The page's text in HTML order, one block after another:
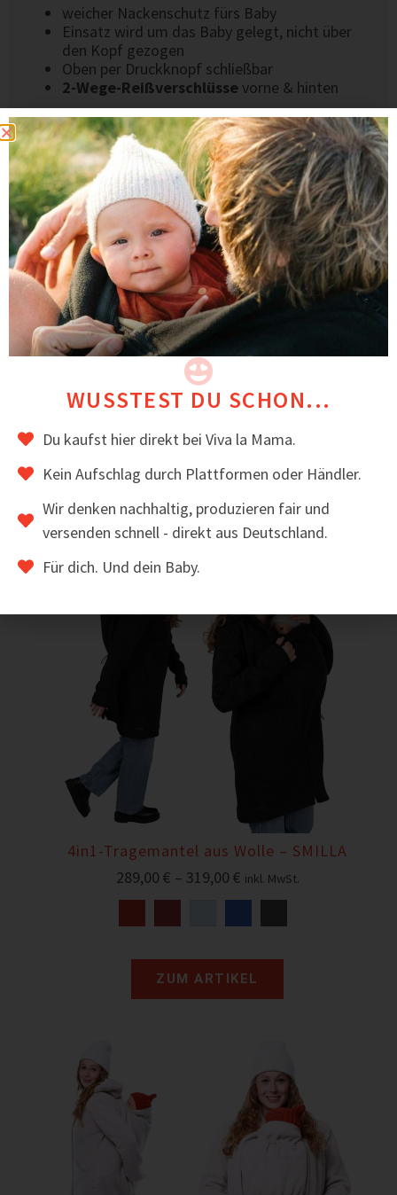
weicher Nackenschutz fürs Baby
Einsatz wird um das Baby gelegt, nicht über
den Kopf gezogen
Oben per Druckknopf schließbar
2-Wege-Reißverschlüsse vorne & hinten
MATERIAL & VERARBEITUNG
100 % mulesingfreie Schurwolle (Öko-Tex
Standard 100 zertifiziert)
Natürliche Selbstreinigungseigenschaften – oft
reicht Lüften
Hochwertig verarbeitet & langlebig
Entwickelt in Deutschland, fair in Europa
gefertigt.
BEWERTUNGEN
⭐ Mamas schätzen an PEVE besonders, dass er als
Soloweste, aber auch als Layer unter Jacken super
funktioniert.
4in1-Tragemantel aus Wolle – SMILLA
289,00 € – 319,00 € inkl. MwSt.
ZUM ARTIKEL
WUSSTEST DU SCHON...
Du kaufst hier direkt bei Viva la Mama.
Kein Aufschlag durch Plattformen oder Händler.
Wir denken nachhaltig, produzieren fair und
versenden schnell - direkt aus Deutschland.
Für dich. Und dein Baby.